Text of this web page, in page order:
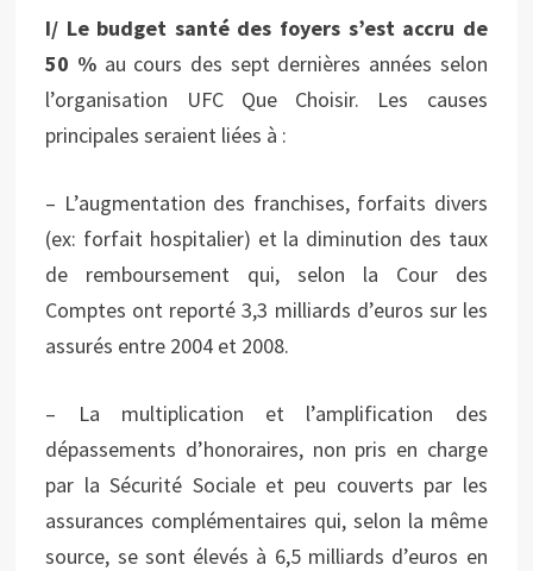
I/ Le budget santé des foyers s’est accru de
50 % au cours des sept dernières années selon
l’organisation UFC Que Choisir. Les causes
principales seraient liées à :
– L’augmentation des franchises, forfaits divers
(ex: forfait hospitalier) et la diminution des taux
de remboursement qui, selon la Cour des
Comptes ont reporté 3,3 milliards d’euros sur les
assurés entre 2004 et 2008.
– La multiplication et l’amplification des
dépassements d’honoraires, non pris en charge
par la Sécurité Sociale et peu couverts par les
assurances complémentaires qui, selon la même
source, se sont élevés à 6,5 milliards d’euros en